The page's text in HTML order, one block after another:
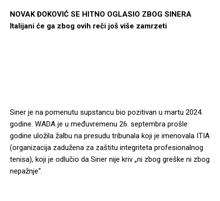
NOVAK ĐOKOVIĆ SE HITNO OGLASIO ZBOG SINERA
Italijani će ga zbog ovih reči još više zamrzeti
Siner je na pomenutu supstancu bio pozitivan u martu 2024.
godine. WADA je u međuvremenu 26. septembra prošle
godine uložila žalbu na presudu tribunala koji je imenovala ITIA
(organizacija zadužena za zaštitu integriteta profesionalnog
tenisa), koji je odlučio da Siner nije kriv „ni zbog greške ni zbog
nepažnje“.